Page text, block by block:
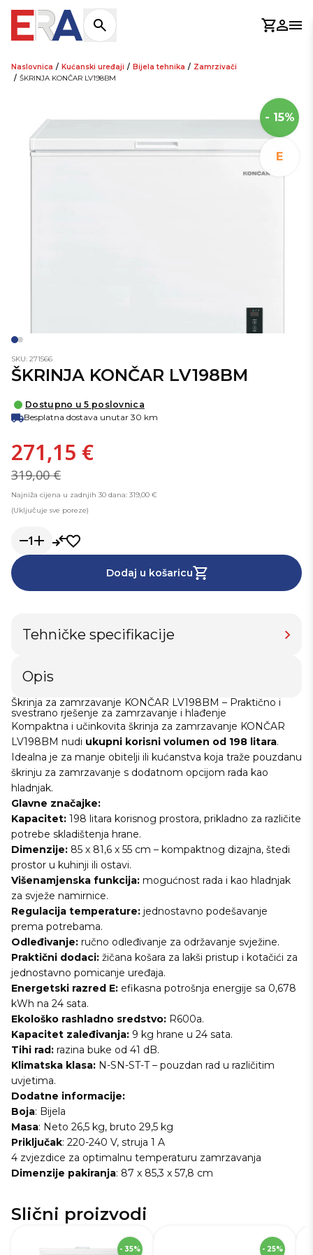
Košarica
Naslovnica / Kućanski uređaji / Bijela tehnika / Zamrzivači
/ ŠKRINJA KONČAR LV198BM
- 15%
E
SKU: 271566
ŠKRINJA KONČAR LV198BM
Dostupno u 5 poslovnica
Besplatna dostava unutar 30 km
271,15 €
319,00 €
Najniža cijena u zadnjih 30 dana: 319,00 €
(Uključuje sve poreze)
1
Dodaj u košaricu
Tehničke specifikacije
Opis
Škrinja za zamrzavanje KONČAR LV198BM – Praktično i
svestrano rješenje za zamrzavanje i hlađenje
Kompaktna i učinkovita škrinja za zamrzavanje KONČAR
LV198BM nudi ukupni korisni volumen od 198 litara.
Idealna je za manje obitelji ili kućanstva koja traže pouzdanu
škrinju za zamrzavanje s dodatnom opcijom rada kao
hladnjak.
Glavne značajke:
Kapacitet: 198 litara korisnog prostora, prikladno za različite
potrebe skladištenja hrane.
Dimenzije: 85 x 81,6 x 55 cm – kompaktnog dizajna, štedi
prostor u kuhinji ili ostavi.
Višenamjenska funkcija: mogućnost rada i kao hladnjak
za svježe namirnice.
Regulacija temperature: jednostavno podešavanje
prema potrebama.
Odleđivanje: ručno odleđivanje za održavanje svježine.
Praktični dodaci: žičana košara za lakši pristup i kotačići za
jednostavno pomicanje uređaja.
Energetski razred E: efikasna potrošnja energije sa 0,678
kWh na 24 sata.
Ekološko rashladno sredstvo: R600a.
Kapacitet zaleđivanja: 9 kg hrane u 24 sata.
Tihi rad: razina buke od 41 dB.
Klimatska klasa: N-SN-ST-T – pouzdan rad u različitim
uvjetima.
Dodatne informacije:
Boja: Bijela
Masa: Neto 26,5 kg, bruto 29,5 kg
Priključak: 220-240 V, struja 1 A
4 zvjezdice za optimalnu temperaturu zamrzavanja
Dimenzije pakiranja: 87 x 85,3 x 57,8 cm
Slični proizvodi
- 35%
271628
84,7 cm
- 25%